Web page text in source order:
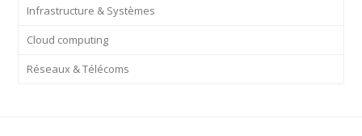
Infrastructure & Systèmes
Cloud computing
Réseaux & Télécoms